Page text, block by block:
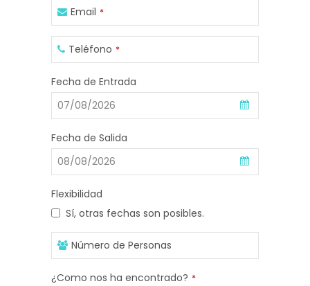
Email *
Teléfono *
Fecha de Entrada
Fecha de Salida
Flexibilidad
Sí, otras fechas son posibles.
Número de Personas
¿Como nos ha encontrado? *